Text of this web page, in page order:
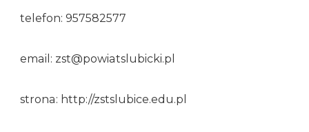
telefon: 957582577
email: zst@powiatslubicki.pl
strona: http://zstslubice.edu.pl